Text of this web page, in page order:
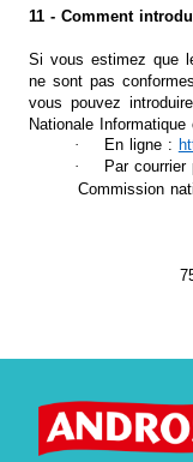
11 - Comment
Si vous estimez que
ne sont pas
vous pouvez
Nationale
·
En ligne :
·
Par courrier
Commission